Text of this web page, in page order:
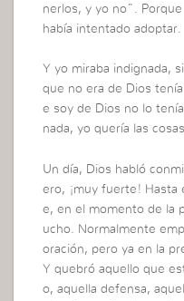
nerlos, y yo no”.
había intentado adoptar.
Y yo miraba indignada,
que no era de Dios
e soy de Dios no lo
nada, yo quería las
Un día, Dios habló
ero, ¡muy fuerte!
e, en el momento de la
ucho. Normalmente
oración, pero ya en la
Y quebró aquello que
o, aquella defensa,